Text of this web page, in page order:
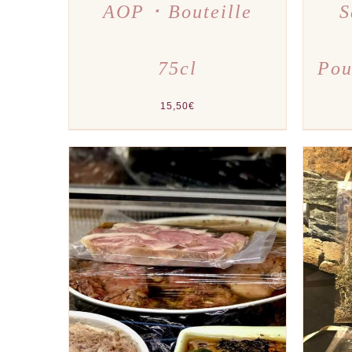
AOP ･ Bouteille
75cl
15,50€
AJOUTER AU PANIER / APERÇU